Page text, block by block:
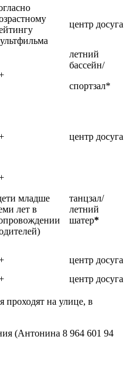
центр досуга
летний
бассейн/
спортзал*
центр досуга
младше
лет в
танцзал/
летний
шатер*
центр досуга
центр досуга
на улице, в
(Антонина 8 964 601 94